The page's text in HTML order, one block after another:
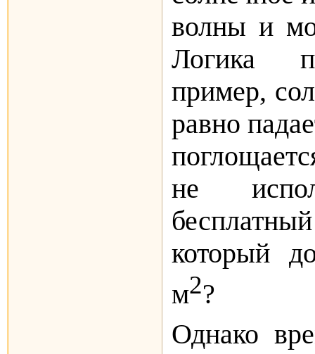
волны и
Логика
пример,
равно
не
который
м2?
Однако